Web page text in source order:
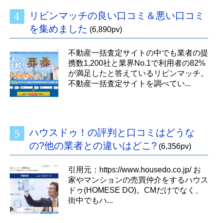
リビンマッチの良い口コミ＆悪い口コミ
を集めました (6,890pv)
不動産一括査定サイトの中でも業者の提
携数1,200社と業界No.1で利用者の82%
が満足したと答えているリビンマッチ。
不動産一括査定サイトを調べてい...
ハウスドゥ！の評判と口コミはどうな
の?他の業者との違いはどこ? (6,356pv)
引用元：https://www.housedo.co.jp/ お
家やマンションの売買仲介をするハウス
ドゥ(HOMESE DO)。CMだけでなく、
街中でもハ...